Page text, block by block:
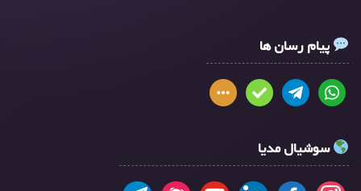
پیام رسان ها
سوشیال مدیا